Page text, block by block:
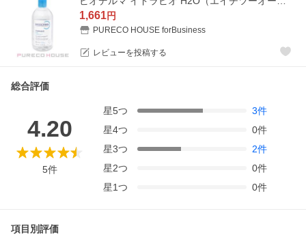
1,661円
PURECO HOUSE forBusiness
レビューを投稿する
総合評価
4.20
5件
星5つ 3件
星4つ 0件
星3つ 2件
星2つ 0件
星1つ 0件
項目別評価